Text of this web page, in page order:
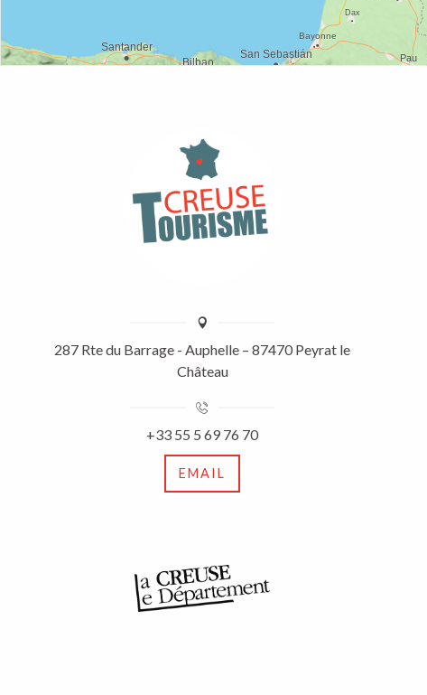
287 Rte du Barrage - Auphelle – 87470 Peyrat le
Château
+33 55 5 69 76 70
EMAIL